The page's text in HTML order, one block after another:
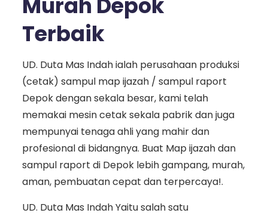
Terbaik
UD. Duta Mas Indah ialah perusahaan produksi
(cetak) sampul map ijazah / sampul raport
Depok dengan sekala besar, kami telah
memakai mesin cetak sekala pabrik dan juga
mempunyai tenaga ahli yang mahir dan
profesional di bidangnya. Buat Map ijazah dan
sampul raport di Depok lebih gampang, murah,
aman, pembuatan cepat dan terpercaya!.
UD. Duta Mas Indah Yaitu salah satu